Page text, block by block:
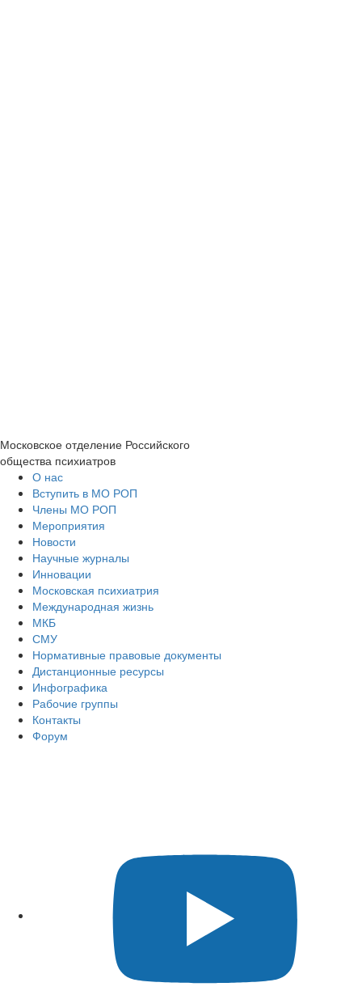
Московское отделение Российского
общества психиатров
О нас
Вступить в МО РОП
Члены МО РОП
Мероприятия
Новости
Научные журналы
Инновации
Московская психиатрия
Международная жизнь
МКБ
СМУ
Нормативные правовые документы
Дистанционные ресурсы
Инфографика
Рабочие группы
Контакты
Форум